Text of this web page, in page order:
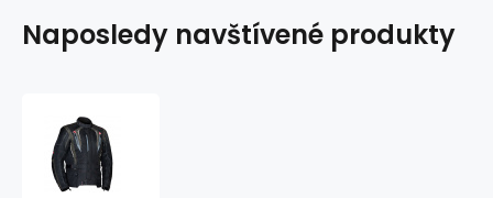
Naposledy navštívené produkty